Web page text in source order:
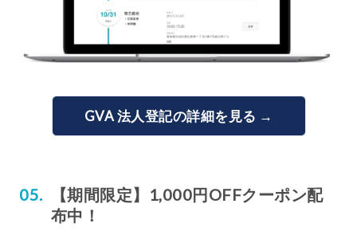
GVA 法人登記の詳細を見る →
【期間限定】1,000円OFFクーポン配
布中！